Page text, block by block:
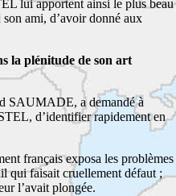
lui apportent ainsi le plus beau
ami, d’avoir donné aux
la plénitude de son art
SAUMADE, a demandé à
d’identifier rapidement en
français exposa les problèmes
qui faisait cruellement défaut ;
l’avait plongée.